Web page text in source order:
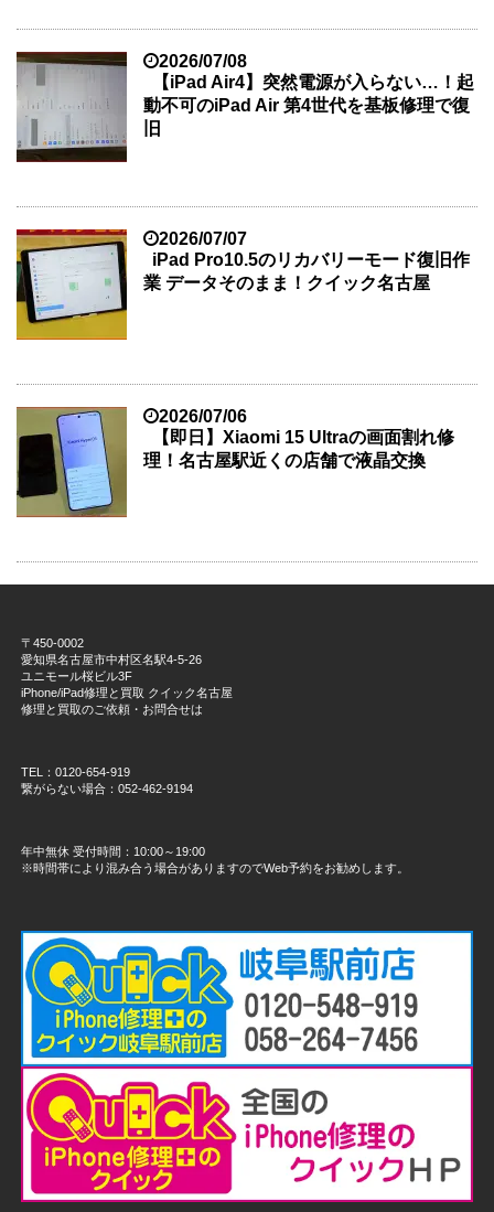
2026/07/08
【iPad Air4】突然電源が入らない…！起
動不可のiPad Air 第4世代を基板修理で復
旧
2026/07/07
iPad Pro10.5のリカバリーモード復旧作
業 データそのまま！クイック名古屋
2026/07/06
【即日】Xiaomi 15 Ultraの画面割れ修
理！名古屋駅近くの店舗で液晶交換
〒450-0002
愛知県名古屋市中村区名駅4-5-26
ユニモール桜ビル3F
iPhone/iPad修理と買取 クイック名古屋
修理と買取のご依頼・お問合せは
TEL：0120-654-919
繋がらない場合：052-462-9194
年中無休 受付時間：10:00～19:00
※時間帯により混み合う場合がありますのでWeb予約をお勧めします。